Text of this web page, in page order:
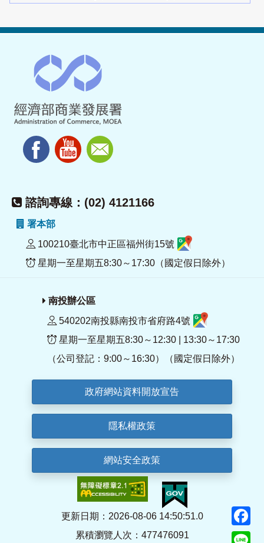
諮詢專線：(02) 4121166
署本部
100210臺北市中正區福州街15號
星期一至星期五8:30～17:30（國定假日除外）
南投辦公區
540202南投縣南投市省府路4號
星期一至星期五8:30～12:30 | 13:30～17:30
（公司登記：9:00～16:30）（國定假日除外）
政府網站資料開放宣告
隱私權政策
網站安全政策
更新日期：2026-08-06 14:50:51.0
累積瀏覽人次：477476091